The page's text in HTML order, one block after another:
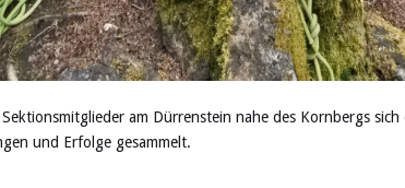
am Dürrenstein nahe des Kornbergs sich
und Erfolge gesammelt.